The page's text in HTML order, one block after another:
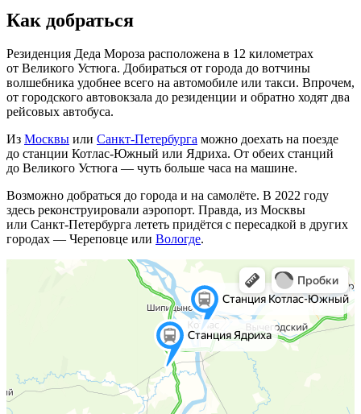
Как добраться
Резиденция Деда Мороза расположена в 12 километрах
от Великого Устюга. Добираться от города до вотчины
волшебника удобнее всего на автомобиле или такси. Впрочем,
от городского автовокзала до резиденции и обратно ходят два
рейсовых автобуса.
Из Москвы или Санкт‑Петербурга можно доехать на поезде
до станции Котлас‑Южный или Ядриха. От обеих станций
до Великого Устюга — чуть больше часа на машине.
Возможно добраться до города и на самолёте. В 2022 году
здесь реконструировали аэропорт. Правда, из Москвы
или Санкт‑Петербурга лететь придётся с пересадкой в других
городах — Череповце или Вологде.